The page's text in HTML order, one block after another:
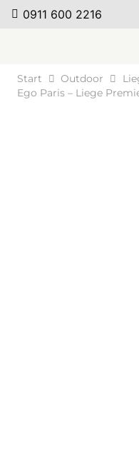
0911 600 2216
Start Outdoor
Ego Paris – Liege